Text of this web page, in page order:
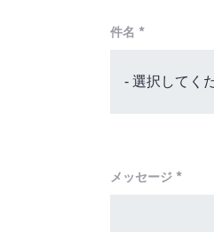
件名 *
メッセージ *